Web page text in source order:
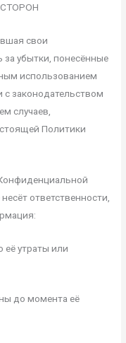
свои
за убытки, понесённые
использованием
с законодательством
случаев,
Политики
ответственности,
утраты или
до момента её